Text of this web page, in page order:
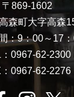
〒869-1602
森町大字高森
：9：00～17
0967-62-2300
：0967-62-2276